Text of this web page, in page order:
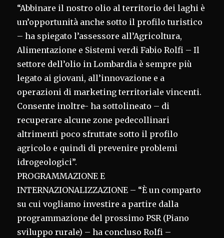
“Abbinare il nostro olio al territorio dei laghi è
un’opportunità anche sotto il profilo turistico
– ha spiegato l’assessore all’Agricoltura,
Alimentazione e Sistemi verdi Fabio Rolfi – Il
settore dell’olio in Lombardia è sempre più
legato ai giovani, all’innovazione e a
operazioni di marketing territoriale vincenti.
Consente inoltre- ha sottolineato – di
recuperare alcune zone pedecollinari
altrimenti poco sfruttate sotto il profilo
agricolo e quindi di prevenire problemi
idrogeologici”.
PROGRAMMAZIONE E
INTERNAZIONALIZZAZIONE – “È un comparto
su cui vogliamo investire a partire dalla
programmazione del prossimo PSR (Piano
sviluppo rurale) – ha concluso Rolfi –